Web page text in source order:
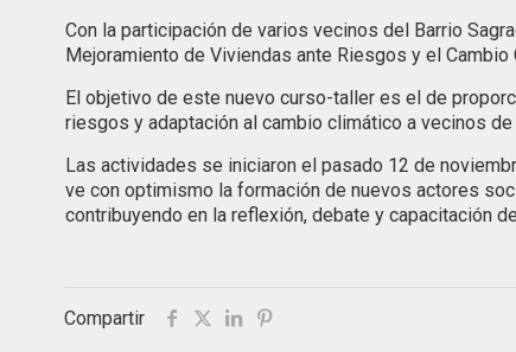
Con la participación de varios vecinos del Barrio
Mejoramiento de Viviendas ante Riesgos y el Cambio
El objetivo de este nuevo curso-taller es el de
riesgos y adaptación al cambio climático a vecinos
Las actividades se iniciaron el pasado 12 de
ve con optimismo la formación de nuevos actores
contribuyendo en la reflexión, debate y capacitación
Compartir